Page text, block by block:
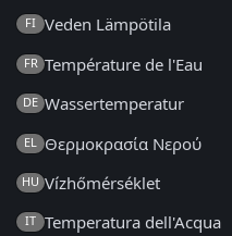
FI Veden Lämpötila
FR Température de l'Eau
DE Wassertemperatur
EL Θερμοκρασία Νερού
HU Vízhőmérséklet
IT Temperatura dell'Acqua